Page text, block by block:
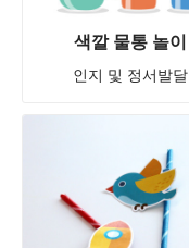
색깔 물통 놀이
인지 및 정서발달